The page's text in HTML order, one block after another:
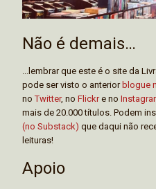
Não é demais…
...lembrar que este é o site da
pode ser visto o anterior blogue
noTwitter, no Flickre no
mais de 20.000 títulos. Podem
(no Substack) que daqui não
leituras!
Apoio